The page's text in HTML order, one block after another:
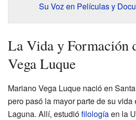
Su Voz en Películas y
La Vida y Formación
Vega Luque
Mariano Vega Luque nació en
pero pasó la mayor parte de su
Laguna. Allí, estudiófilologíaen la